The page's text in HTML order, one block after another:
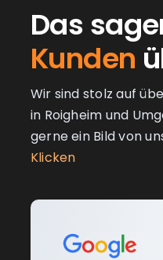
Das
Kunden
Wir sind stolz auf
in Roigheim und
gerne ein Bild von
Klicken